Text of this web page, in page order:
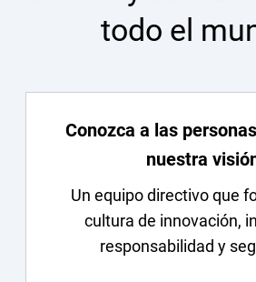
todo el
Conozca a las
nuestra
Un equipo directivo que
cultura de innovación,
responsabilidad y